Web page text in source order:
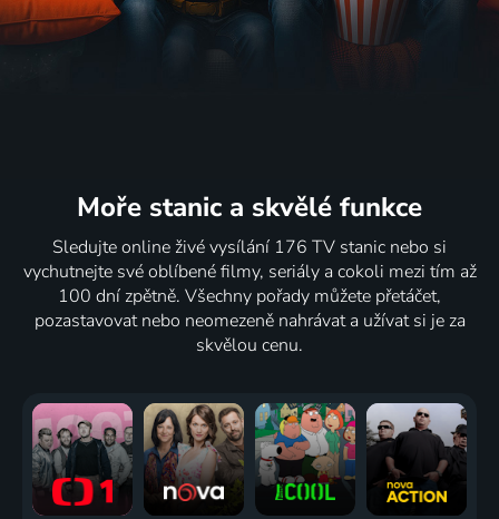
Moře stanic a skvělé funkce
Sledujte online živé vysílání 176 TV stanic nebo si
vychutnejte své oblíbené filmy, seriály a cokoli mezi tím až
100 dní zpětně. Všechny pořady můžete přetáčet,
pozastavovat nebo neomezeně nahrávat a užívat si je za
skvělou cenu.